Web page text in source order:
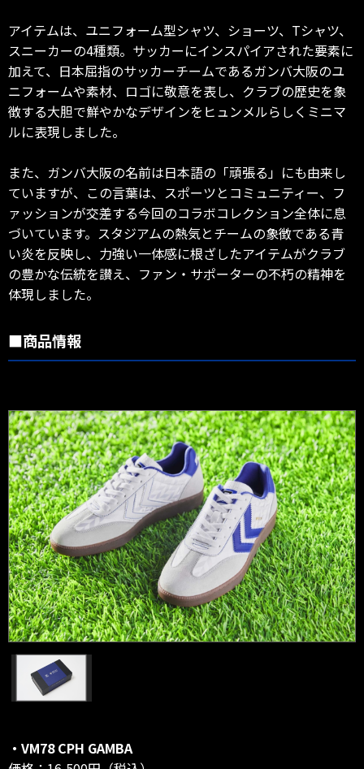
アイテムは、ユニフォーム型シャツ、ショーツ、Tシャツ、
スニーカーの4種類。サッカーにインスパイアされた要素に
加えて、日本屈指のサッカーチームであるガンバ大阪のユ
ニフォームや素材、ロゴに敬意を表し、クラブの歴史を象
徴する大胆で鮮やかなデザインをヒュンメルらしくミニマ
ルに表現しました。
また、ガンバ大阪の名前は日本語の「頑張る」にも由来し
ていますが、この言葉は、スポーツとコミュニティー、フ
ァッションが交差する今回のコラボコレクション全体に息
づいています。スタジアムの熱気とチームの象徴である青
い炎を反映し、力強い一体感に根ざしたアイテムがクラブ
の豊かな伝統を讃え、ファン・サポーターの不朽の精神を
体現しました。
■商品情報
・VM78 CPH GAMBA